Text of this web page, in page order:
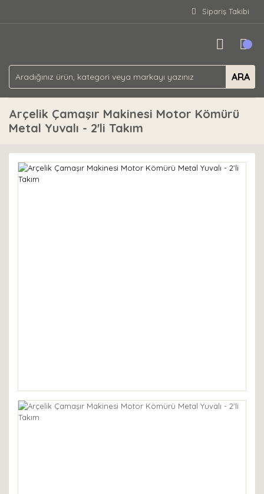
Sipariş Takibi
ARA
Arçelik Çamaşır Makinesi Motor Kömürü
Metal Yuvalı - 2'li Takım